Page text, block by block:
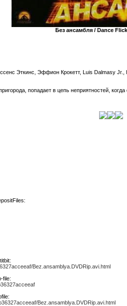
Без ансамбля / Dance
Эткинс, Эффион Крокетт, Luis Dalmasy
попадает в цепь неприятностей,
Bez.ansamblya.DVDRip.avi.html
file:
Bez.ansamblya.DVDRip.avi.html